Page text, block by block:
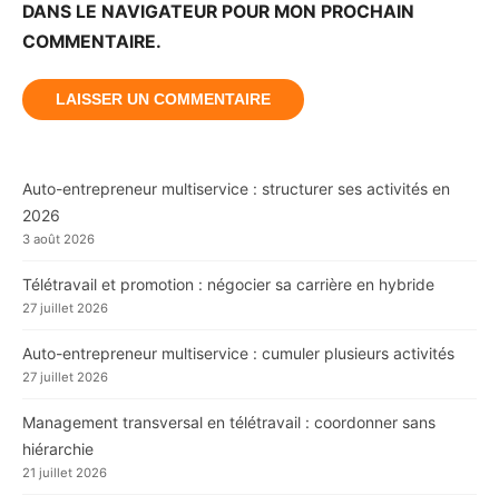
DANS LE NAVIGATEUR POUR MON PROCHAIN
COMMENTAIRE.
Auto-entrepreneur multiservice : structurer ses activités en
2026
3 août 2026
Télétravail et promotion : négocier sa carrière en hybride
27 juillet 2026
Auto-entrepreneur multiservice : cumuler plusieurs activités
27 juillet 2026
Management transversal en télétravail : coordonner sans
hiérarchie
21 juillet 2026